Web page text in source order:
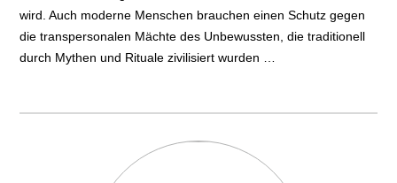
wird. Auch moderne Menschen brauchen einen Schutz gegen
die transpersonalen Mächte des Unbewussten, die traditionell
durch Mythen und Rituale zivilisiert wurden …